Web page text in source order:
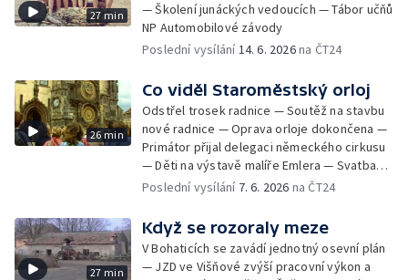
27 min
— Školení junáckých vedoucích — Tábor učňů
NP Automobilové závody
Poslední vysílání14. 6. 2026na ČT24
26 min
Co viděl Staroměstský orloj
Odstřel trosek radnice — Soutěž na stavbu
nové radnice — Oprava orloje dokončena —
Primátor přijal delegaci německého cirkusu
— Děti na výstavě malíře Emlera — Svatba
Miloše Kopeckého — Prohlídka a oprava
— Pamětní deska padlým v povstání — Nová
svatební síň — Setkání představitelů Prahy s
delegacemi jednotek spojeneckých armád
— Výstava Adolfa Borna — Slavnostní
Poslední vysílání 7. 6. 2026 na ČT24
27 min
Když se rozoraly meze
V Bohaticích se zavádí jednotný osevní plán
— JZD ve Višňové zvýší pracovní výkon a